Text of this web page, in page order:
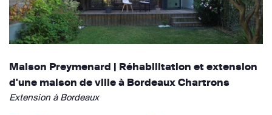
Maison Preymenard | Réhabilitation et extension
d'une maison de ville à Bordeaux Chartrons
Extension à Bordeaux